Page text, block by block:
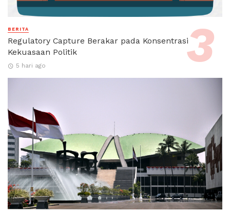
BERITA
Regulatory Capture Berakar pada Konsentrasi
Kekuasaan Politik
5 hari ago